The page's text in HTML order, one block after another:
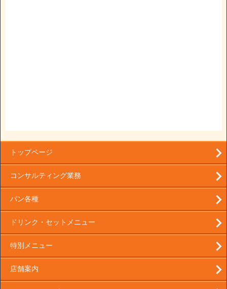
トップページ
コンサルティング業務
パン各種
ドリンク・セットメニュー
特別メニュー
店舗案内